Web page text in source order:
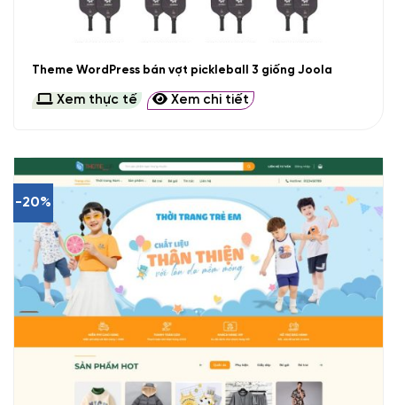
Theme WordPress bán vợt pickleball 3 giống Joola
Xem thực tế Xem chi tiết
-20%